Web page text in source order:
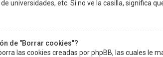
universidades, etc. Si no ve la casilla, significa
de "Borrar cookies"?
las cookies creadas por phpBB, las cuales le